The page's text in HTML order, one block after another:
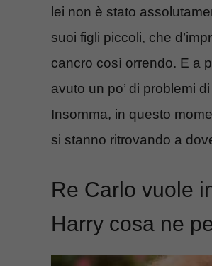
lei non è stato
suoi figli piccoli, che
cancro così orrendo. E a
avuto un po’ di problemi
Insomma, in questo
si stanno ritrovando a
Re Carlo vuole
Harry cosa ne